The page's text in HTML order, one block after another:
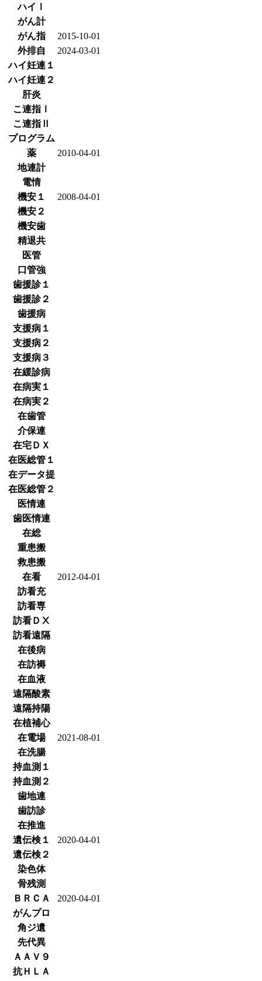
ハイⅠ
がん計
がん指
2015-10-01
外排自
2024-03-01
ハイ妊連１
ハイ妊連２
肝炎
こ連指Ⅰ
こ連指Ⅱ
プログラム
薬
2010-04-01
地連計
電情
機安１
2008-04-01
機安２
機安歯
精退共
医管
口管強
歯援診１
歯援診２
歯援病
支援病１
支援病２
支援病３
在緩診病
在病実１
在病実２
在歯管
介保連
在宅ＤＸ
在医総管１
在データ提
在医総管２
医情連
歯医情連
在総
重患搬
救患搬
在看
2012-04-01
訪看充
訪看専
訪看ＤⅩ
訪看遠隔
在後病
在訪褥
在血液
遠隔酸素
遠隔持陽
在植補心
在電場
2021-08-01
在洗腸
持血測１
持血測２
歯地連
歯訪診
在推進
遺伝検１
2020-04-01
遺伝検２
染色体
骨残測
ＢＲＣＡ
2020-04-01
がんプロ
角ジ遺
先代異
ＡＡＶ９
抗ＨＬＡ